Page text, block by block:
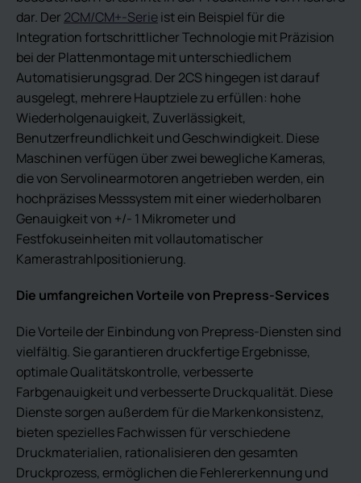
dar. Der 2CM/CM+-Serieist ein Beispiel für die
Integration fortschrittlicher Technologie mit Präzision
bei der Plattenmontage mit unterschiedlichem
Automatisierungsgrad. Der 2CS hingegen ist darauf
ausgelegt, mehrere Hauptziele zu erfüllen: hohe
Wiederholgenauigkeit, Zuverlässigkeit,
Benutzerfreundlichkeit und Geschwindigkeit. Diese
Maschinen verfügen über zwei bewegliche Kameras,
die von Servolinearmotoren angetrieben werden, ein
hochpräzises Messsystem mit einer wiederholbaren
Genauigkeit von +/- 1 Mikrometer und
Festfokuseinheiten mit vollautomatischer
Kamerastrahlpositionierung.
Die umfangreichen Vorteile von Prepress-Services
Die Vorteile der Einbindung von Prepress-Diensten sind
vielfältig. Sie garantieren druckfertige Ergebnisse,
optimale Qualitätskontrolle, verbesserte
Farbgenauigkeit und verbesserte Druckqualität. Diese
Dienste sorgen außerdem für die Markenkonsistenz,
bieten spezielles Fachwissen für verschiedene
Druckmaterialien, rationalisieren den gesamten
Druckprozess, ermöglichen die Fehlererkennung und